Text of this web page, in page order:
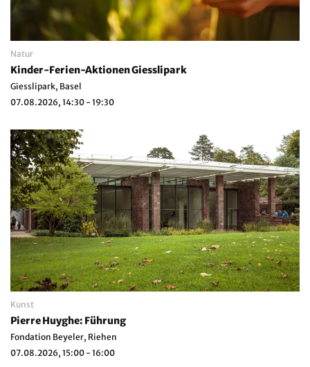
Natur
Kinder-Ferien-Aktionen Giesslipark
Giesslipark, Basel
07.08.2026, 14:30 - 19:30
Kunst
Pierre Huyghe: Führung
Fondation Beyeler, Riehen
07.08.2026, 15:00 - 16:00